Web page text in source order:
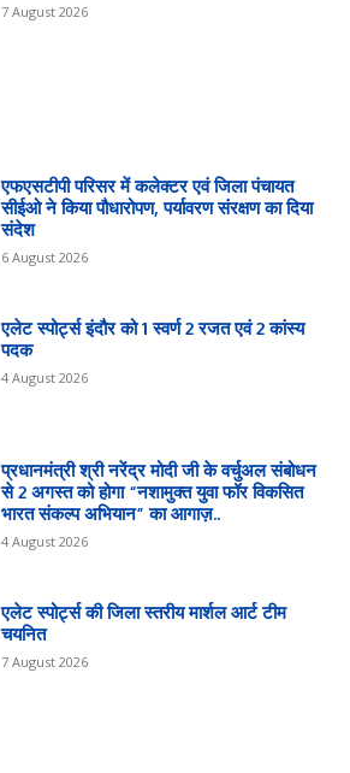
7 August 2026
एफएसटीपी परिसर में कलेक्टर एवं जिला पंचायत
सीईओ ने किया पौधारोपण, पर्यावरण संरक्षण का दिया
संदेश
6 August 2026
एलेट स्पोर्ट्स इंदौर को 1 स्वर्ण 2 रजत एवं 2 कांस्य
पदक
4 August 2026
प्रधानमंत्री श्री नरेंद्र मोदी जी के वर्चुअल संबोधन
से 2 अगस्त को होगा “नशामुक्त युवा फॉर विकसित
भारत संकल्प अभियान” का आगाज़..
4 August 2026
एलेट स्पोर्ट्स की जिला स्तरीय मार्शल आर्ट टीम
चयनित
7 August 2026